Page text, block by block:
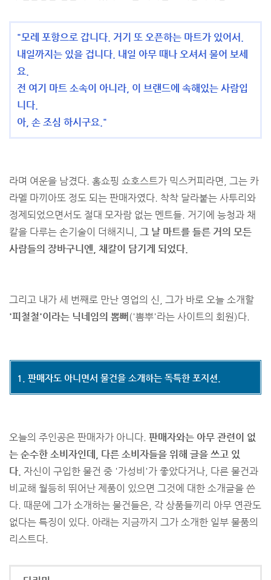
"모레 포항으로 갑니다. 거기 또 오픈하는 마트가 있어서.
내일까지는 있을 겁니다. 내일 아무 때나 오셔서 물어 보세
요.
전 여기 마트 소속이 아니라, 이 브랜드에 속해있는 사람입
니다.
아, 손 조심 하시구요."
라며 여운을 남겼다. 홈쇼핑 쇼호스트가 믹스커피라면, 그는 카
라멜 마끼아또 정도 되는 판매자였다. 착착 달라붙는 사투리와
정제되었으면서도 절대 모자람 없는 멘트들. 거기에 능청과 채
칼을 다루는 손기술이 더해지니, 그 날 마트를 들른 거의 모든
사람들의 장바구니엔, 채칼이 담기게 되었다.
그리고 내가 세 번째로 만난 영업의 신, 그가 바로 오늘 소개할
'피철철'이라는 닉네임의 뽐뻐 ('뽐뿌'라는 사이트의 회원)다.
1. 판매자도 아니면서 물건을 소개하는 독특한 포지션.
오늘의 주인공은 판매자가 아니다. 판매자와는 아무 관련이 없
는 순수한 소비자인데, 다른 소비자들을 위해 글을 쓰고 있
다. 자신이 구입한 물건 중 '가성비'가 좋았다거나, 다른 물건과
비교해 월등히 뛰어난 제품이 있으면 그것에 대한 소개글을 쓴
다. 때문에 그가 소개하는 물건들은, 각 상품들끼리 아무 연관도
없다는 특징이 있다. 아래는 지금까지 그가 소개한 일부 물품의
리스트다.